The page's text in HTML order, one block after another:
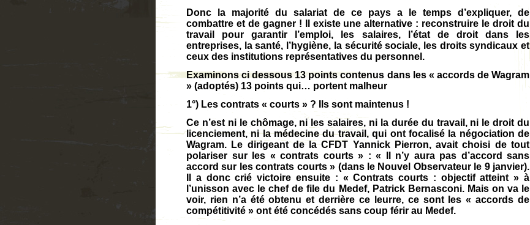
Donc la majorité du salariat de ce pays a le temps d’expliquer, de
combattre et de gagner ! Il existe une alternative : reconstruire le droit du
travail pour garantir l’emploi, les salaires, l’état de droit dans les
entreprises, la santé, l’hygiène, la sécurité sociale, les droits syndicaux et
ceux des institutions représentatives du personnel.
Examinons ci dessous 13 points contenus dans les « accords de Wagram
» (adoptés) 13 points qui… portent malheur
1°) Les contrats « courts » ? Ils sont maintenus !
Ce n’est ni le chômage, ni les salaires, ni la durée du travail, ni le droit du
licenciement, ni la médecine du travail, qui ont focalisé la négociation de
Wagram. Le dirigeant de la CFDT Yannick Pierron, avait choisi de tout
polariser sur les « contrats courts » : « Il n’y aura pas d’accord sans
accord sur les contrats courts » (dans le Nouvel Observateur le 9 janvier).
Il a donc crié victoire ensuite : « Contrats courts : objectif atteint » à
l’unisson avec le chef de file du Medef, Patrick Bernasconi. Mais on va le
voir, rien n’a été obtenu et derrière ce leurre, ce sont les « accords de
compétitivité » ont été concédés sans coup férir au Medef.